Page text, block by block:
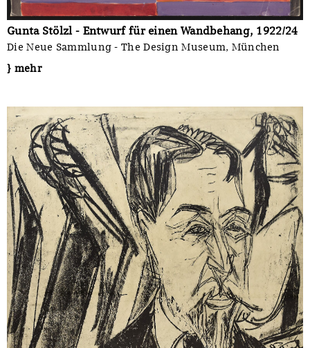
Gunta Stölzl - Entwurf für einen Wandbehang, 1922/24
Die Neue Sammlung - The Design Museum, München
} mehr